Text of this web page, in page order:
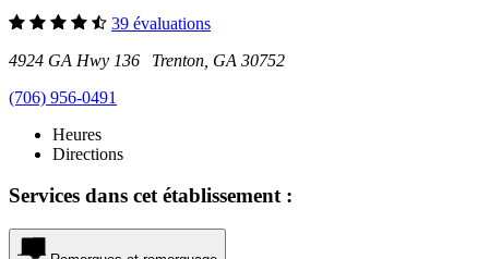
39 évaluations
4924 GA Hwy 136 Trenton, GA 30752
(706) 956-0491
Heures
Directions
Services dans cet établissement :